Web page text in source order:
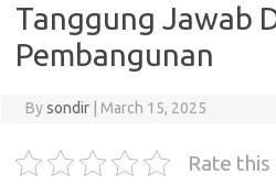
Tanggung Jawab
Pembangunan
Bysondir March 15, 2025
Rate